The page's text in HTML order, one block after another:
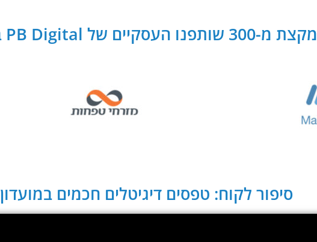
מקצת מ-300 שותפנו העסקיים של PB Digital בישראל ובעולם:
סיפור לקוח: טפסים דיגיטלים חכמים במועדון CLUB 365: